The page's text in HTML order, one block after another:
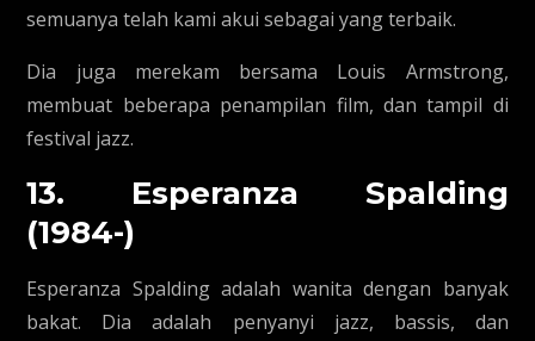
semuanya telah kami akui sebagai yang terbaik.
Dia juga merekam bersama Louis Armstrong,
membuat beberapa penampilan film, dan tampil di
festival jazz.
13. Esperanza Spalding
(1984-)
Esperanza Spalding adalah wanita dengan banyak
bakat. Dia adalah penyanyi jazz, bassis, dan